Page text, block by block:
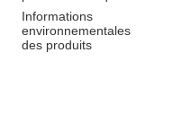
Informations
environnementales
des produits